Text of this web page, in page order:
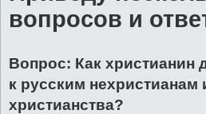
вопросов и
Вопрос: Как христианин
к русским нехристианам
христианства?